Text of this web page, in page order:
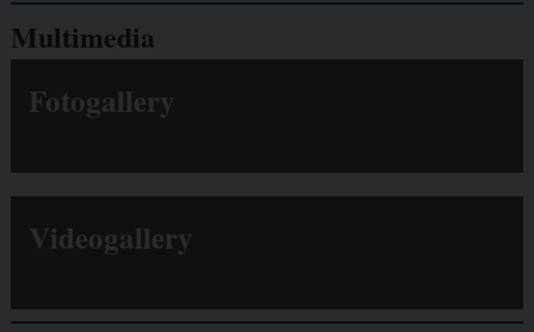
Multimedia
Fotogallery
Videogallery